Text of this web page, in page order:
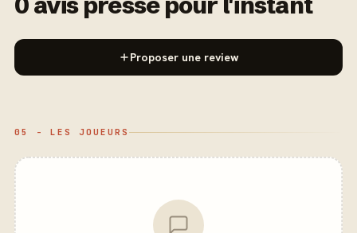
Proposer une review
05 - LES JOUEURS